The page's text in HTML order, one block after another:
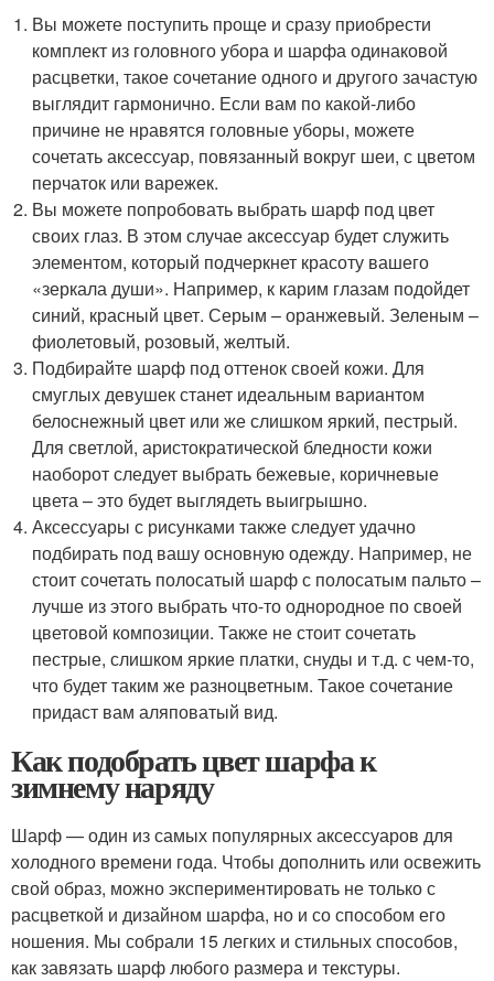
Вы можете поступить проще и сразу приобрести
комплект из головного убора и шарфа одинаковой
расцветки, такое сочетание одного и другого зачастую
выглядит гармонично. Если вам по какой-либо
причине не нравятся головные уборы, можете
сочетать аксессуар, повязанный вокруг шеи, с цветом
перчаток или варежек.
Вы можете попробовать выбрать шарф под цвет
своих глаз. В этом случае аксессуар будет служить
элементом, который подчеркнет красоту вашего
«зеркала души». Например, к карим глазам подойдет
синий, красный цвет. Серым – оранжевый. Зеленым –
фиолетовый, розовый, желтый.
Подбирайте шарф под оттенок своей кожи. Для
смуглых девушек станет идеальным вариантом
белоснежный цвет или же слишком яркий, пестрый.
Для светлой, аристократической бледности кожи
наоборот следует выбрать бежевые, коричневые
цвета – это будет выглядеть выигрышно.
Аксессуары с рисунками также следует удачно
подбирать под вашу основную одежду. Например, не
стоит сочетать полосатый шарф с полосатым пальто –
лучше из этого выбрать что-то однородное по своей
цветовой композиции. Также не стоит сочетать
пестрые, слишком яркие платки, снуды и т.д. с чем-то,
что будет таким же разноцветным. Такое сочетание
придаст вам аляповатый вид.
Как подобрать цвет шарфа к
зимнему наряду
Шарф — один из самых популярных аксессуаров для
холодного времени года. Чтобы дополнить или освежить
свой образ, можно экспериментировать не только с
расцветкой и дизайном шарфа, но и со способом его
ношения. Мы собрали 15 легких и стильных способов,
как завязать шарф любого размера и текстуры.